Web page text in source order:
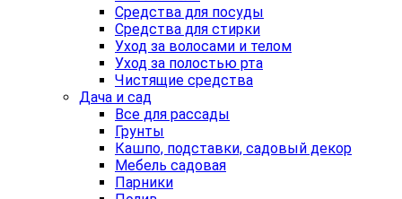
Средства для посуды
Средства для стирки
Уход за волосами и телом
Уход за полостью рта
Чистящие средства
Дача и сад
Все для рассады
Грунты
Кашпо, подставки, садовый декор
Мебель садовая
Парники